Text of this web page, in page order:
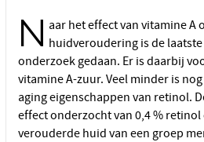
N aar het effect van vitamine A
huidveroudering is de
onderzoek gedaan. Er is daarbij
vitamine A-zuur. Veel minder is
aging eigenschappen van retinol.
effect onderzocht van 0,4 %
verouderde huid van een groep